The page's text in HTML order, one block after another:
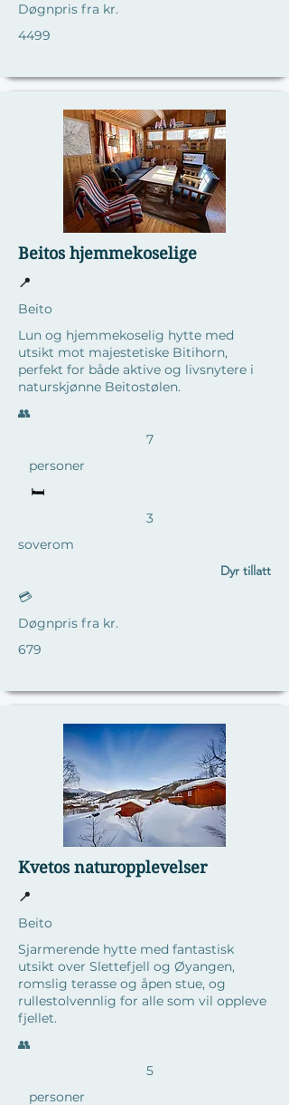
Døgnpris fra kr.
4499
Beitos hjemmekoselige
📍
Beito
Lun og hjemmekoselig hytte med
utsikt mot majestetiske Bitihorn,
perfekt for både aktive og livsnytere i
naturskjønne Beitostølen.
​👥
7
personer
🛏️
3
soverom
Dyr tillatt
💳
Døgnpris fra kr.
679
Kvetos naturopplevelser
📍
Beito
Sjarmerende hytte med fantastisk
utsikt over Slettefjell og Øyangen,
romslig terasse og åpen stue, og
rullestolvennlig for alle som vil oppleve
fjellet.
​👥
5
personer